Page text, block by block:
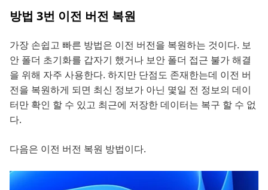
방법 3번 이전 버전 복원
가장 손쉽고 빠른 방법은 이전 버전을 복원하는 것이다. 보
안 폴더 초기화를 갑자기 했거나 보안 폴더 접근 불가 해결
을 위해 자주 사용한다. 하지만 단점도 존재한는데 이전 버
전을 복원하게 되면 최신 정보가 아닌 몇일 전 정보의 데이
터만 확인 할 수 있고 최근에 저장한 데이터는 복구 할 수 없
다.
다음은 이전 버전 복원 방법이다.